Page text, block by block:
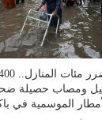
ومصاب حصيلة
الموسمية في